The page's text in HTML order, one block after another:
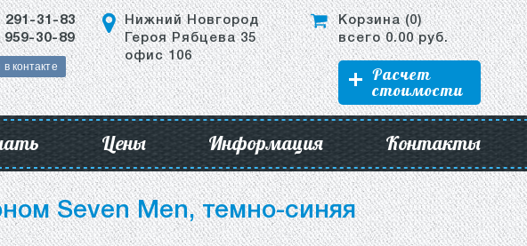
291-31-83
959-30-89
контакте
Нижний Новгород
Героя Рябцева 35
офис 106
Корзина (0)
всего0.00руб.
Расчет
стоимости
Цены Информация Контакты
Seven Men, темно-синяя